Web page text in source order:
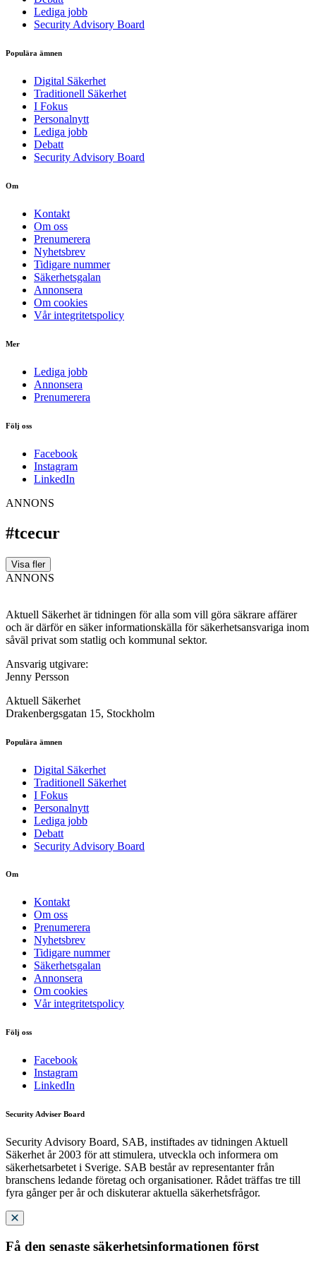
Lediga jobb
Security Advisory Board
Populära ämnen
Digital Säkerhet
Traditionell Säkerhet
I Fokus
Personalnytt
Lediga jobb
Debatt
Security Advisory Board
Om
Kontakt
Om oss
Prenumerera
Nyhetsbrev
Tidigare nummer
Säkerhetsgalan
Annonsera
Om cookies
Vår integritetspolicy
Mer
Lediga jobb
Annonsera
Prenumerera
Följ oss
Facebook
Instagram
LinkedIn
ANNONS
#tcecur
Visa fler
ANNONS
Aktuell Säkerhet är tidningen för alla som vill göra säkrare affärer
och är därför en säker informationskälla för säkerhets­ansvariga inom
såväl privat som statlig och kommunal sektor.
Ansvarig utgivare:
Jenny Persson
Aktuell Säkerhet
Drakenbergsgatan 15, Stockholm
Populära ämnen
Digital Säkerhet
Traditionell Säkerhet
I Fokus
Personalnytt
Lediga jobb
Debatt
Security Advisory Board
Om
Kontakt
Om oss
Prenumerera
Nyhetsbrev
Tidigare nummer
Säkerhetsgalan
Annonsera
Om cookies
Vår integritetspolicy
Följ oss
Facebook
Instagram
LinkedIn
Security Adviser Board
Security Advisory Board, SAB, instiftades av tidningen Aktuell
Säkerhet år 2003 för att stimulera, utveckla och informera om
säkerhetsarbetet i Sverige. SAB består av representanter från
branschens ledande företag och organisationer. Rådet träffas tre till
fyra gånger per år och diskuterar aktuella säkerhetsfrågor.
Få den senaste säkerhetsinformationen först